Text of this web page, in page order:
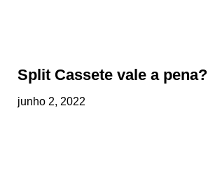
Split Cassete vale a pena?
junho 2, 2022